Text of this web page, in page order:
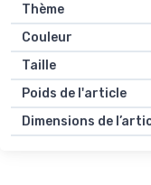
Thème
Couleur
Taille
Poids de l'article
Dimensions de